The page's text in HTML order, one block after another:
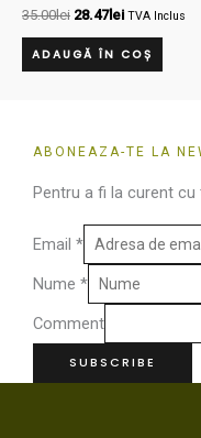
35.00lei 28.47lei TVA Inclus
ADAUGĂ ÎN COȘ
ABONEAZA-TE LA
Pentru a fi la curent
Nume *
Email *
Comment
SUBSCRIBE